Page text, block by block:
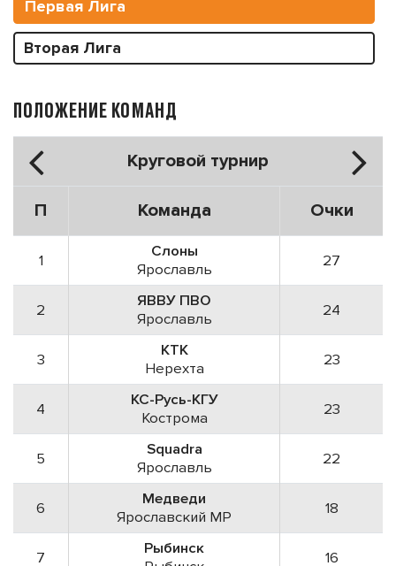
Первая Лига
Вторая Лига
ПОЛОЖЕНИЕ КОМАНД
Круговой турнир
П Команда Очки
1
Слоны
Ярославль
27
2
ЯВВУ ПВО
Ярославль
24
3
КТК
Нерехта
23
4
КС-Русь-КГУ
Кострома
23
5
Squadra
Ярославль
22
6
Медведи
Ярославский МР
18
7
Рыбинск
16